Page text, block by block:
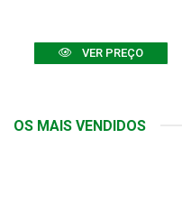
VER PREÇO
OS MAIS VENDIDOS